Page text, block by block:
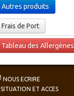
Autres produits
Frais de Port
Tableau des Allergènes
NOUS ECRIRE
SITUATION ET ACCES